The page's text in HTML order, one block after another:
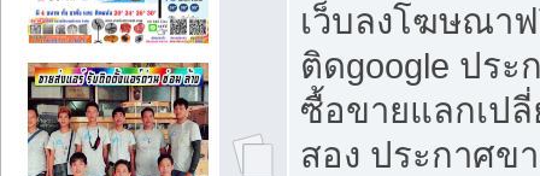
เว็บลงโฆษณา
ติดgoogle ปร
ซื้อขายแลกเป
สอง ประกาศข